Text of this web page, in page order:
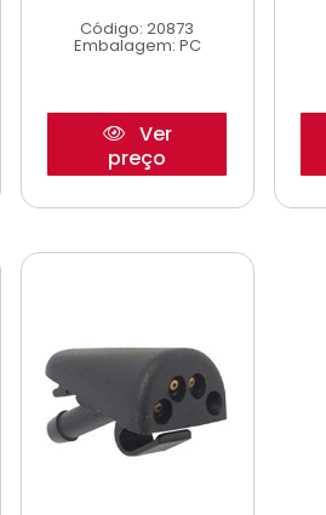
Código: 20873
Embalagem: PC
Ver
preço